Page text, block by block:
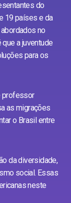
do
19 países e da
no
a juventude
para os
professor
as migrações
o Brasil entre
da diversidade,
social. Essas
neste